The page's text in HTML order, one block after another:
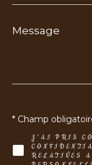
Message
*
J'AI PRIS
RELATIVES
* Champ
COUPS DE